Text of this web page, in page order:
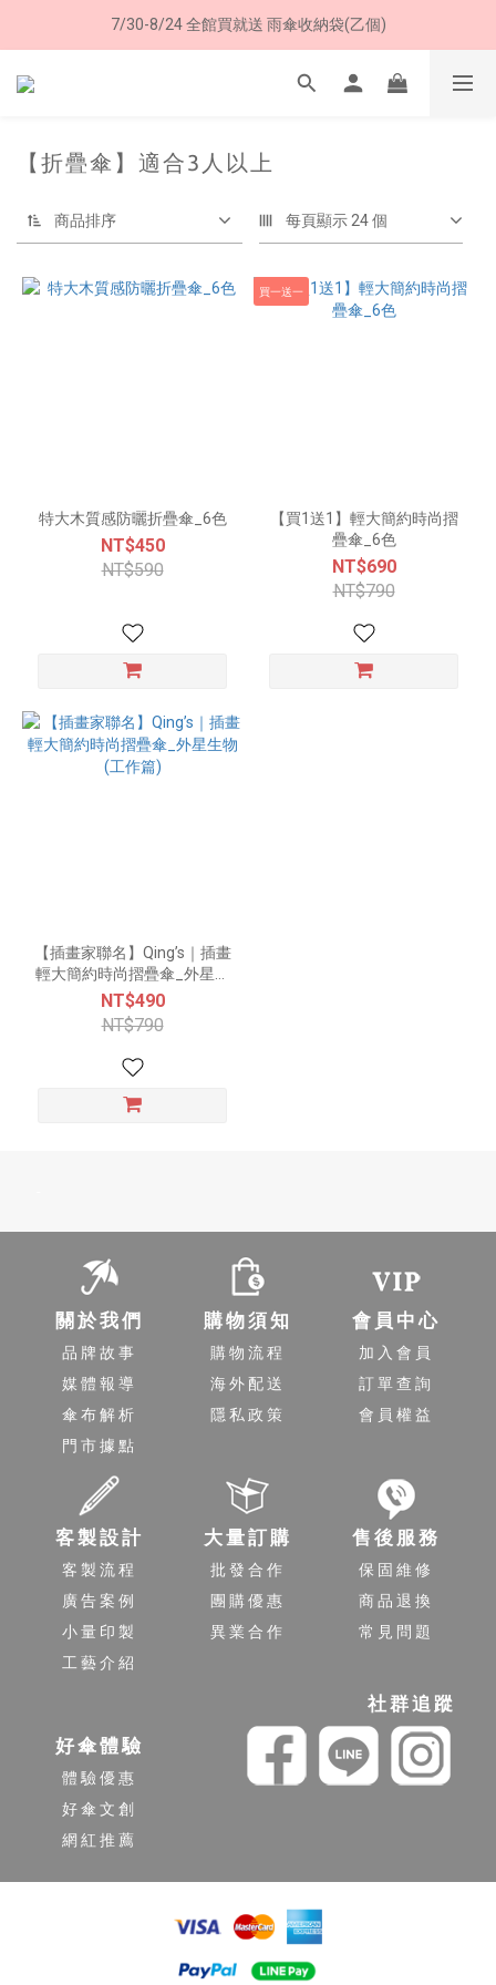
8/8 父親節限定 超商取貨免運費
7/30-8/24 全館買就送 雨傘收納袋(乙個)
8/8 父親節限定 超商取貨免運費
【折疊傘】適合3人以上
商品排序 每頁顯示 24 個
特大木質感防曬折疊傘_6色
NT$450
NT$590
買一送一
【買1送1】輕大簡約時尚摺
疊傘_6色
NT$690
NT$790
【插畫家聯名】Qing’s｜插畫
輕大簡約時尚摺疊傘_外星生
物 (工作篇)
NT$490
NT$790
關於我們
品牌故事
媒體報導
傘布解析
門市據點
購物須知
購物流程
海外配送
隱私政策
會員中心
加入會員
訂單查詢
會員權益
客製設計
客製流程
廣告案例
小量印製
工藝介紹
大量訂購
批發合作
團購優惠
異業合作
售後服務
保固維修
商品退換
常見問題
好傘體驗
體驗優惠
好傘文創
網紅推薦
社群追蹤